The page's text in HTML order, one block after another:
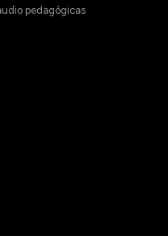
pedagógicas